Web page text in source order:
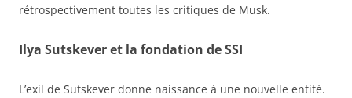
rétrospectivement toutes les critiques de Musk.
Ilya Sutskever et la fondation de SSI
L’exil de Sutskever donne naissance à une nouvelle entité.